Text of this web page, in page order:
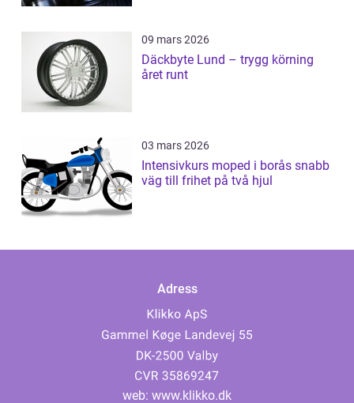
09 mars 2026
Däckbyte Lund – trygg körning
året runt
03 mars 2026
Intensivkurs moped i borås snabb
väg till frihet på två hjul
Adress
web: www.klikko.dk